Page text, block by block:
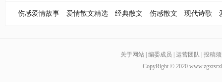
伤感爱情故事 爱情散文精选 经典散文 伤感散文 现代诗歌
关于网站 编委成员 运营团队
投稿
CopyRight © 2020